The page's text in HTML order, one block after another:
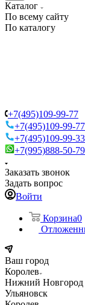
Каталог
По всему сайту
По каталогу
+7(495)109-99-77
+7(495)109-99-77
+7(495)109-99-33
+7(995)888-50-79
Заказать звонок
Задать вопрос
Войти
Корзина0
Ваш город
Королев
Нижний Новгород
Ульяновск